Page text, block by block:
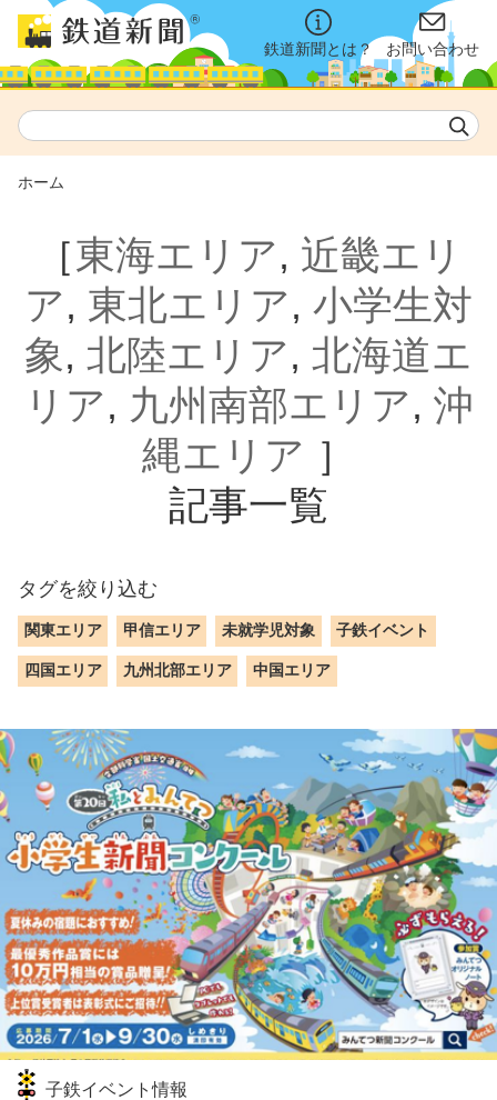
鉄道新聞とは？ お問い合わせ
ホーム
［東海エリア, 近畿エリ
ア, 東北エリア, 小学生対
象, 北陸エリア, 北海道エ
リア, 九州南部エリア, 沖
縄エリア ］
記事一覧
タグを絞り込む
関東エリア 甲信エリア 未就学児対象 子鉄イベント
四国エリア 九州北部エリア 中国エリア
子鉄イベント情報